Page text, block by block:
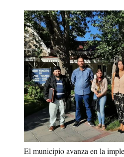
El municipio avanza en la